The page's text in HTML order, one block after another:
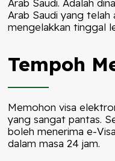
Arab Saudi. Adalah
Arab Saudi yang telah
mengelakkan tinggal
Tempoh
Memohon visa
yang sangat pantas.
boleh menerima e-
dalam masa 24 jam.